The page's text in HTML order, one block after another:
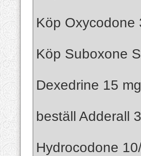
Köp Oxycodone
Köp Suboxone
Dexedrine 15
beställ Adderall
Hydrocodone